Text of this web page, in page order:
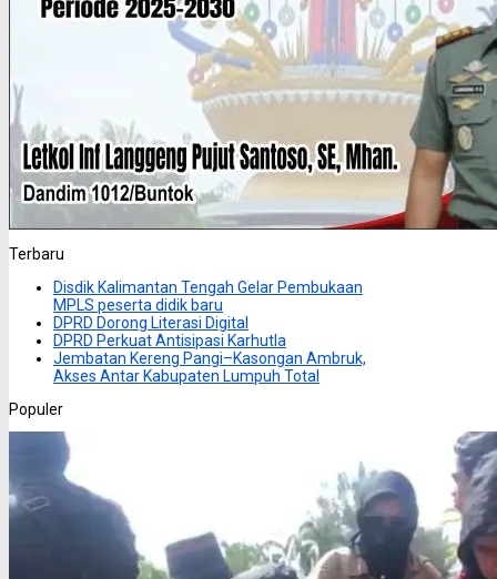
Terbaru
Disdik Kalimantan Tengah Gelar Pembukaan
MPLS peserta didik baru
DPRD Dorong Literasi Digital
DPRD Perkuat Antisipasi Karhutla
Jembatan Kereng Pangi–Kasongan Ambruk,
Akses Antar Kabupaten Lumpuh Total
Populer